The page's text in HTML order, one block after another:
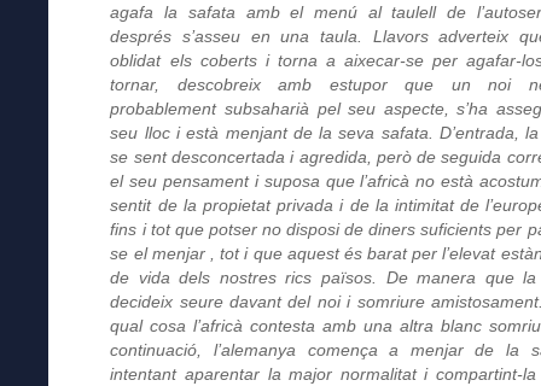
agafa la safata amb el menú al taulell de
després s’asseu en una taula. Llavors adverteix
oblidat els coberts i torna a aixecar-se per agafar-
tornar, descobreix amb estupor que un noi
probablement subsaharià pel seu aspecte, s’ha
seu lloc i està menjant de la seva safata. D’entrada,
se sent desconcertada i agredida, però de seguida
el seu pensament i suposa que l’africà no està
sentit de la propietat privada i de la intimitat de
fins i tot que potser no disposi de diners suficients per
se el menjar , tot i que aquest és barat per l’elevat
de vida dels nostres rics països. De manera que la
decideix seure davant del noi i somriure
qual cosa l’africà contesta amb una altra blanc
continuació, l’alemanya comença a menjar de la
intentant aparentar la major normalitat i compartint-